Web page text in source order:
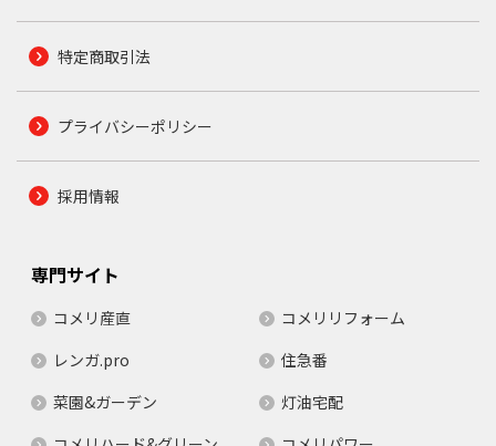
特定商取引法
プライバシーポリシー
採用情報
専門サイト
コメリ産直
コメリリフォーム
レンガ.pro
住急番
菜園&ガーデン
灯油宅配